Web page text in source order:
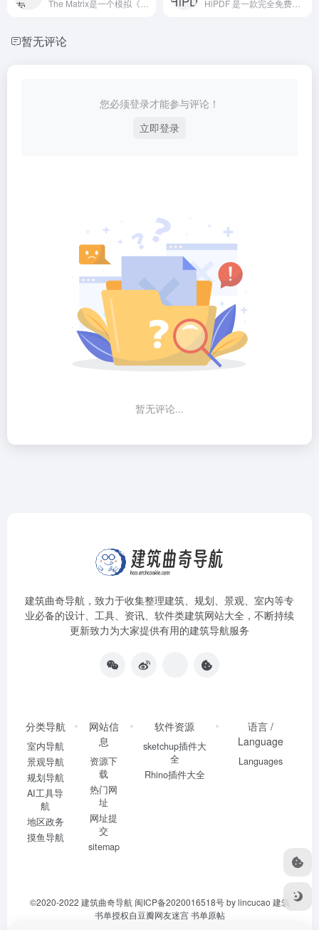
暂无评论
您必须登录才能参与评论！
立即登录
暂无评论...
建筑曲奇导航 ，致力于收集整理建筑、规划、景观、室内等专
业必备的设计、工具、资讯、软件类建筑网站大全，不断持续
更新致力为大家提供有用的建筑导航服务
分类导航
室内导航
景观导航
规划导航
AI工具导
航
地区政务
摸鱼导航
网站信
息
资源下
载
热门网
址
网址提
交
sitemap
软件资源
sketchup插件大
全
Rhino插件大全
语言 /
Language
Languages
©2020-2022 建筑曲奇导航 闽ICP备2020016518号by lincucao 建筑
书单授权自豆瓣网友迷宫书单原帖